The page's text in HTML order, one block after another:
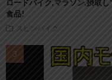
ロードバイク,マラソン,摂取
食品!
スピンバイク